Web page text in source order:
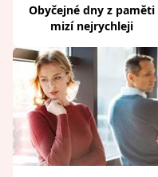
Obyčejné dny z paměti
mizí nejrychleji